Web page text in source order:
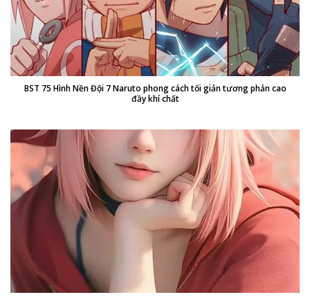
BST 75 Hình Nền Đội 7 Naruto phong cách tối giản tương phản cao
đầy khí chất